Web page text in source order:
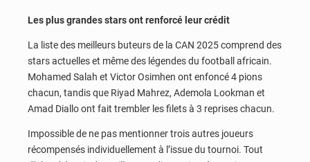
Les plus grandes stars ont renforcé leur crédit
La liste des meilleurs buteurs de la CAN 2025 comprend des
stars actuelles et même des légendes du football africain.
Mohamed Salah et Victor Osimhen ont enfoncé 4 pions
chacun, tandis que Riyad Mahrez, Ademola Lookman et
Amad Diallo ont fait trembler les filets à 3 reprises chacun.
Impossible de ne pas mentionner trois autres joueurs
récompensés individuellement à l’issue du tournoi. Tout